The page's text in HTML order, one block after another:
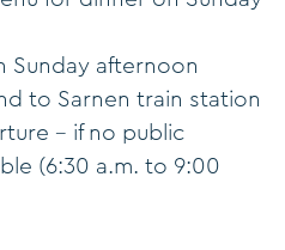
Sunday afternoon
to Sarnen train station
– if no public
(6:30 a.m. to 9:00